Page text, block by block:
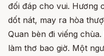
đối đáp cho vui. Hương
dốt nát, may ra hòa
Quan bèn đi viếng
làm thơ bao giờ. Một